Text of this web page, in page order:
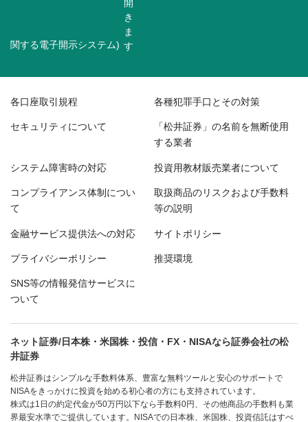
関する電子開示システム)
各口座取引規程 各種犯罪手口とその対策
セキュリティについて 「松井証券」の名前を無断使用
する業者
システム障害時の対応 投資用教材販売業者について
コンプライアンス体制につい
て
取扱商品のリスクおよび手数料
等の説明
金融サービス提供法への対応 サイトポリシー
プライバシーポリシー 推奨環境
SNS等の情報発信サービスに
ついて
ネット証券/日本株・米国株・投信・FX・NISAなら証券会社の松
井証券
松井証券はシンプルな手数料体系、豊富な無料ツールと安心のサポートで
NISAをきっかけに投資を始める初心者の方にも支持されています。
株式は1日の約定代金が50万円以下なら手数料0円、その他商品の手数料も業
界最安水準でご提供しています。NISAでの日本株、米国株、投資信託はすべ